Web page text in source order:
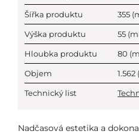
Šířka produktu 355
Výška produktu 55
Hloubka produktu 80
Objem 1.562
Technický list
Nadčasová estetika a